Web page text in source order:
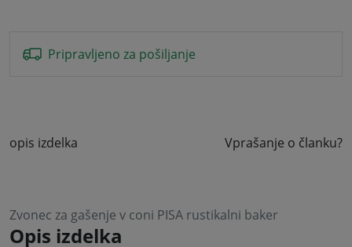
Pripravljeno za pošiljanje
opis izdelka Vprašanje o članku?
Zvonec za gašenje v coni PISA rustikalni baker
Opis izdelka